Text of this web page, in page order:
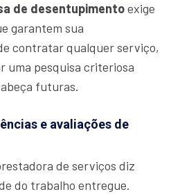
de desentupimentoexige
garantem sua
contratar qualquer serviço,
uma pesquisa criteriosa
futuras.
e avaliações de
de serviços diz
do trabalho entregue.